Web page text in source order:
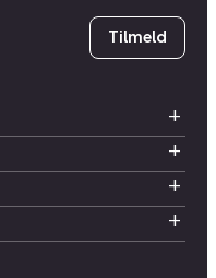
Tilmeld